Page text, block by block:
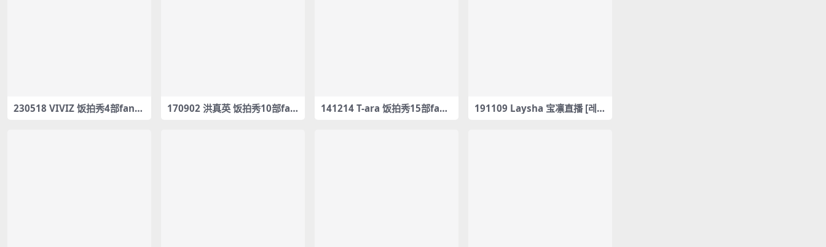
230518 VIVIZ 饭拍秀4部fanca
170902 洪真英 饭拍秀10部fan
141214 T-ara 饭拍秀15部fanc
191109 Laysha 宝凛直播 [레이